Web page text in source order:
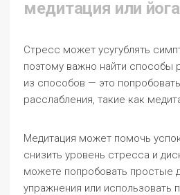
медитация или йога
Стресс может усугублять
поэтому важно найти способы
из способов — это
расслабления, такие как
Медитация может помочь
снизить уровень стресса и
можете попробовать простые
упражнения или использовать